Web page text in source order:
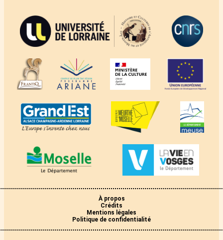
À propos
Crédits
Mentions légales
Politique de confidentialité